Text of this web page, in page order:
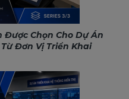
Được Chọn Cho Dự Án
Đơn Vị Triển Khai